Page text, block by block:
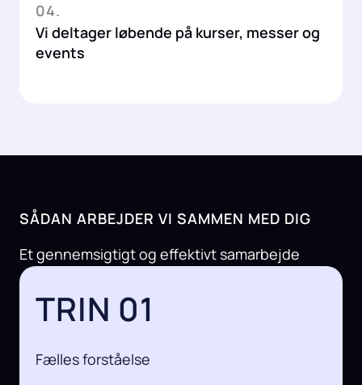
04.
Vi deltager løbende på kurser, messer og
events
SÅDAN ARBEJDER VI SAMMEN MED DIG
Et gennemsigtigt og effektivt samarbejde
TRIN 01
Fælles forståelse